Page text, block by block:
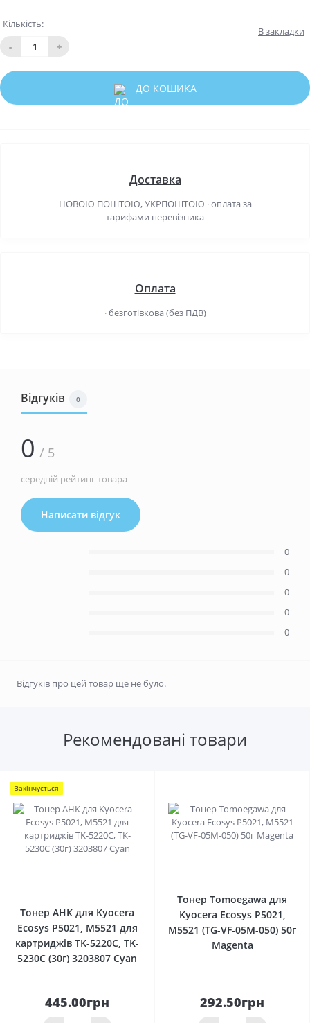
Кількість:
-
+
В закладки
ДО КОШИКА
Доставка
НОВОЮ ПОШТОЮ, УКРПОШТОЮ · оплата за
тарифами перевізника
Оплата
· безготівкова (без ПДВ)
Відгуків 0
0 / 5
середній рейтинг товара
Написати відгук
0
0
0
0
0
Відгуків про цей товар ще не було.
Рекомендовані товари
Закінчується
Тонер АНК для Kyocera
Ecosys P5021, M5521 для
картриджів TK-5220C, TK-
5230C (30г) 3203807 Cyan
445.00грн
Тонер Tomoegawa для
Kyocera Ecosys P5021,
M5521 (TG-VF-05M-050) 50г
Magenta
292.50грн